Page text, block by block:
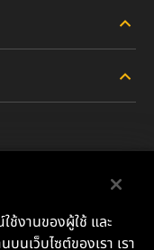
ช้งานของผู้ใช้ และ
นเว็บไซต์ของเรา เรา